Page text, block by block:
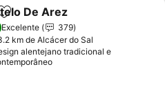
Adicionar aos favoritos
De Arez
Excelente
379
km de Alcácer do Sal
alentejano tradicional e